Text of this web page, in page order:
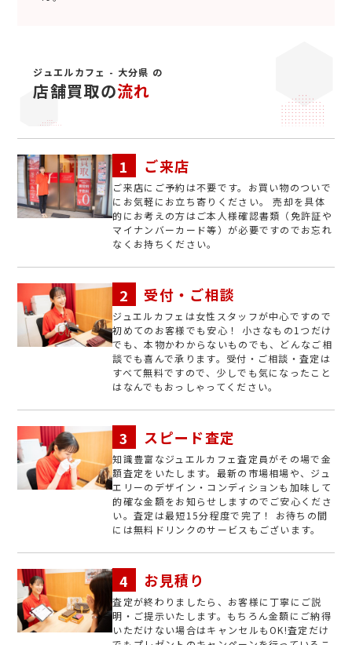
ジュエルカフェ - 大分県 の
店舗買取の流れ
ご来店
ご来店にご予約は不要です。お買い物のついで
にお気軽にお立ち寄りください。 売却を具体
的にお考えの方はご本人様確認書類（免許証や
マイナンバーカード等）が必要ですのでお忘れ
なくお持ちください。
受付・ご相談
ジュエルカフェは女性スタッフが中心ですので
初めてのお客様でも安心！ 小さなもの1つだけ
でも、本物かわからないものでも、どんなご相
談でも喜んで承ります。受付・ご相談・査定は
すべて無料ですので、少しでも気になったこと
はなんでもおっしゃってください。
スピード査定
知識豊富なジュエルカフェ査定員がその場で金
額査定をいたします。最新の市場相場や、ジュ
エリーのデザイン・コンディションも加味して
的確な金額をお知らせしますのでご安心くださ
い。査定は最短15分程度で完了！ お待ちの間
には無料ドリンクのサービスもございます。
お見積り
査定が終わりましたら、お客様に丁寧にご説
明・ご提示いたします。もちろん金額にご納得
いただけない場合はキャンセルもOK!査定だけ